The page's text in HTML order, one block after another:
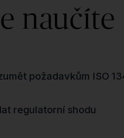
naučíte
požadavkům ISO
regulatorní shodu